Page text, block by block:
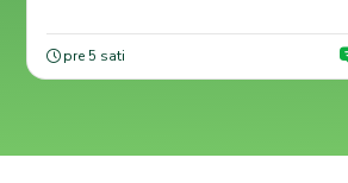
pre 5 sati